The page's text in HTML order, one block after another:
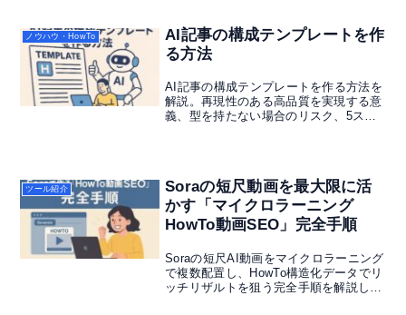
ノウハウ・HowTo
AI記事の構成テンプレートを作
る方法
AI記事の構成テンプレートを作る方法を
解説。再現性のある高品質を実現する意
義、型を持たない場合のリスク、5ステ
ツール紹介
Soraの短尺動画を最大限に活
かす「マイクロラーニング
HowTo動画SEO」完全手順
Soraの短尺AI動画をマイクロラーニング
で複数配置し、HowTo構造化データでリ
ッチリザルトを狙う完全手順を解説しま